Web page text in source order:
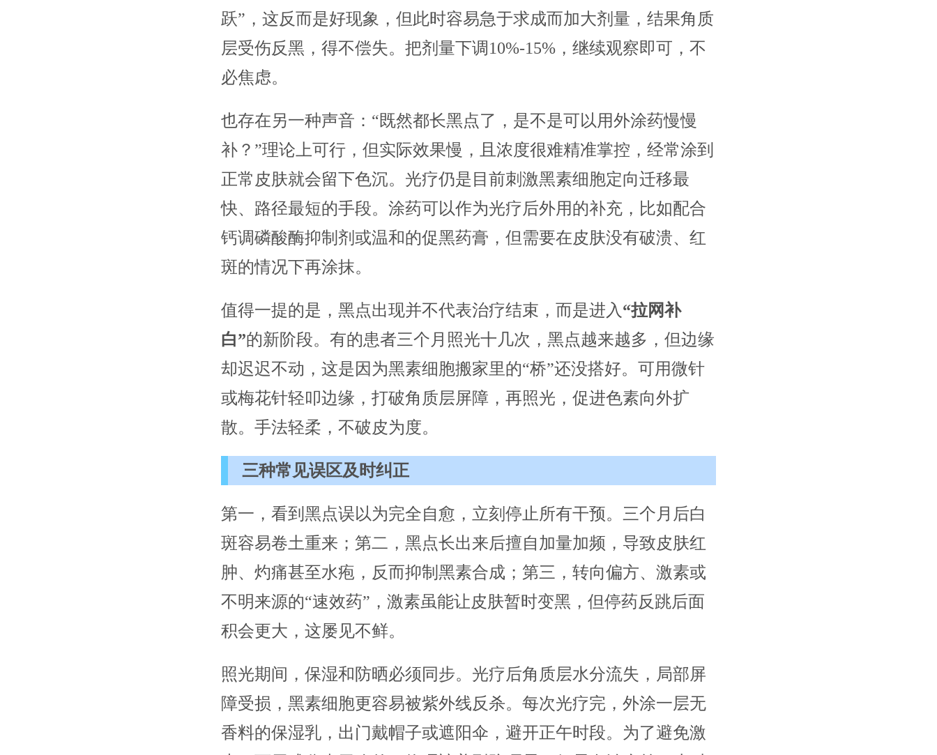
跃”，这反而是好现象，但此时容易急于求成而加大剂量，结果角质
层受伤反黑，得不偿失。把剂量下调10%-15%，继续观察即可，不
必焦虑。
也存在另一种声音：“既然都长黑点了，是不是可以用外涂药慢慢
补？”理论上可行，但实际效果慢，且浓度很难精准掌控，经常涂到
正常皮肤就会留下色沉。光疗仍是目前刺激黑素细胞定向迁移最
快、路径最短的手段。涂药可以作为光疗后外用的补充，比如配合
钙调磷酸酶抑制剂或温和的促黑药膏，但需要在皮肤没有破溃、红
斑的情况下再涂抹。
值得一提的是，黑点出现并不代表治疗结束，而是进入 “拉网补
白”的新阶段。有的患者三个月照光十几次，黑点越来越多，但边缘
却迟迟不动，这是因为黑素细胞搬家里的“桥”还没搭好。可用微针
或梅花针轻叩边缘，打破角质层屏障，再照光，促进色素向外扩
散。手法轻柔，不破皮为度。
三种常见误区及时纠正
第一，看到黑点误以为完全自愈，立刻停止所有干预。三个月后白
斑容易卷土重来；第二，黑点长出来后擅自加量加频，导致皮肤红
肿、灼痛甚至水疱，反而抑制黑素合成；第三，转向偏方、激素或
不明来源的“速效药”，激素虽能让皮肤暂时变黑，但停药反跳后面
积会更大，这屡见不鲜。
照光期间，保湿和防晒必须同步。光疗后角质层水分流失，局部屏
障受损，黑素细胞更容易被紫外线反杀。每次光疗完，外涂一层无
香料的保湿乳，出门戴帽子或遮阳伞，避开正午时段。为了避免激